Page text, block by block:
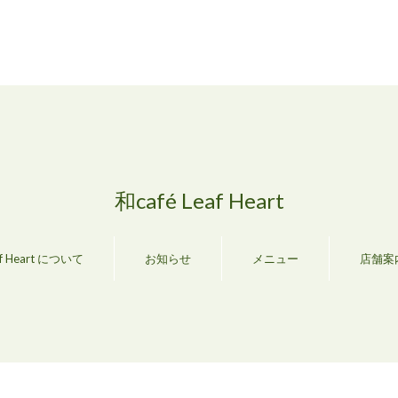
和café Leaf Heart
Heart について お知らせ メニュー 店舗案